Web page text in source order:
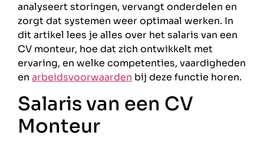
analyseert storingen, vervangt onderdelen en
zorgt dat systemen weer optimaal werken. In
dit artikel lees je alles over het salaris van een
CV monteur, hoe dat zich ontwikkelt met
ervaring, en welke competenties, vaardigheden
en arbeidsvoorwaarden bij deze functie horen.
Salaris van een CV
Monteur